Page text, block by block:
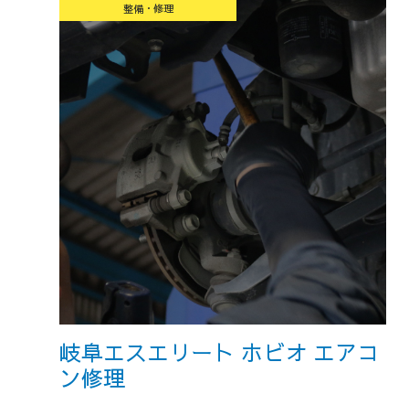
整備・修理
岐阜エスエリート ホビオ エアコ
ン修理